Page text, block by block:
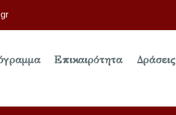
Επικαιρότητα Δράσεις